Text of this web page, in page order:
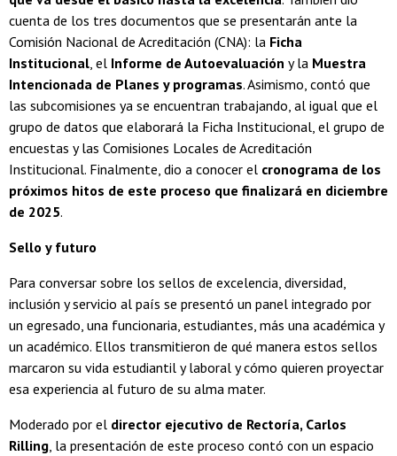
cuenta de los tres documentos que se presentarán ante la
Comisión Nacional de Acreditación (CNA): la Ficha
Institucional, el Informe de Autoevaluación y la Muestra
Intencionada de Planes y programas. Asimismo, contó que
las subcomisiones ya se encuentran trabajando, al igual que el
grupo de datos que elaborará la Ficha Institucional, el grupo de
encuestas y las Comisiones Locales de Acreditación
Institucional. Finalmente, dio a conocer el cronograma de los
próximos hitos de este proceso que finalizará en diciembre
de 2025.
Sello y futuro
Para conversar sobre los sellos de excelencia, diversidad,
inclusión y servicio al país se presentó un panel integrado por
un egresado, una funcionaria, estudiantes, más una académica y
un académico. Ellos transmitieron de qué manera estos sellos
marcaron su vida estudiantil y laboral y cómo quieren proyectar
esa experiencia al futuro de su alma mater.
Moderado por el director ejecutivo de Rectoría, Carlos
Rilling, la presentación de este proceso contó con un espacio